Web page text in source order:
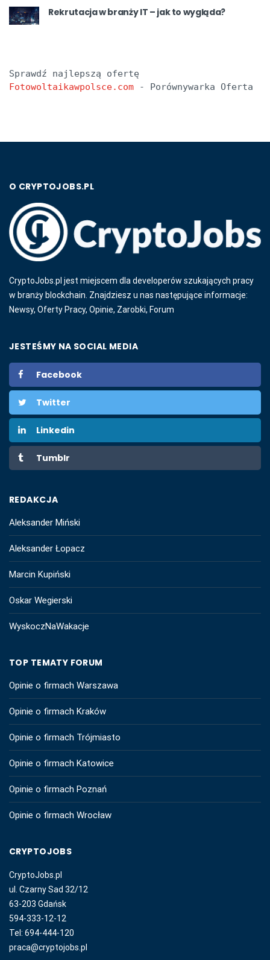
Rekrutacja w branży IT – jak to wygląda?
Fotowoltaikawpolsce.com - Porównywarka Oferta
O CRYPTOJOBS.PL
CryptoJobs.pl jest miejscem dla developerów szukających pracy
w branży blockchain. Znajdziesz u nas następujące informacje:
Newsy, Oferty Pracy, Opinie, Zarobki, Forum
JESTEŚMY NA SOCIAL MEDIA
Facebook
Twitter
Linkedin
Tumblr
REDAKCJA
Aleksander Miński
Aleksander Łopacz
Marcin Kupiński
Oskar Wegierski
WyskoczNaWakacje
TOP TEMATY FORUM
Opinie o firmach Warszawa
Opinie o firmach Kraków
Opinie o firmach Trójmiasto
Opinie o firmach Katowice
Opinie o firmach Poznań
Opinie o firmach Wrocław
CRYPTOJOBS
CryptoJobs.pl
ul. Czarny Sad 32/12
63-203 Gdańsk
594-333-12-12
Tel: 694-444-120
praca@cryptojobs.pl